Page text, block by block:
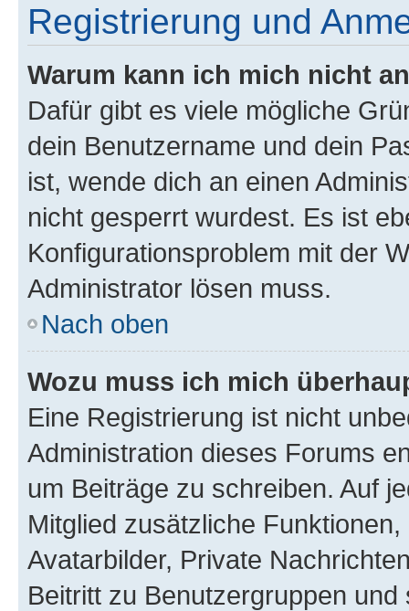
Registrierung und
Warum kann ich mich nicht
Dafür gibt es viele mögliche
dein Benutzername und dein
ist, wende dich an einen
nicht gesperrt wurdest. Es ist
Konfigurationsproblem mit der
Administrator lösen muss.
Nach oben
Wozu muss ich mich
Eine Registrierung ist nicht
Administration dieses Forums
um Beiträge zu schreiben. Auf
Mitglied zusätzliche
Avatarbilder, Private
Beitritt zu Benutzergruppen